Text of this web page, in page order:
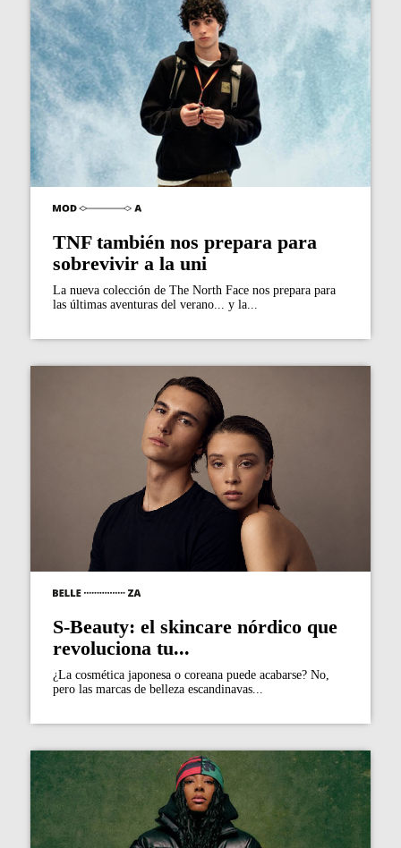
TNF también nos prepara para
sobrevivir a la uni
La nueva colección de The North Face nos prepara para
las últimas aventuras del verano... y la...
S-Beauty: el skincare nórdico que
revoluciona tu...
¿La cosmética japonesa o coreana puede acabarse? No,
pero las marcas de belleza escandinavas...